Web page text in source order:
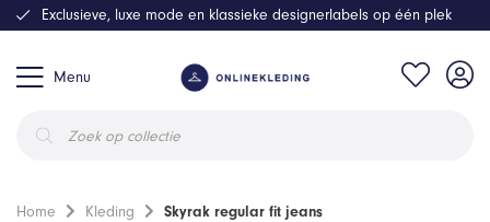
Menu
zoeken
Exclusieve, luxe mode en klassieke designerlabels op één plek
Home Kleding Skyrak regular fit jeans